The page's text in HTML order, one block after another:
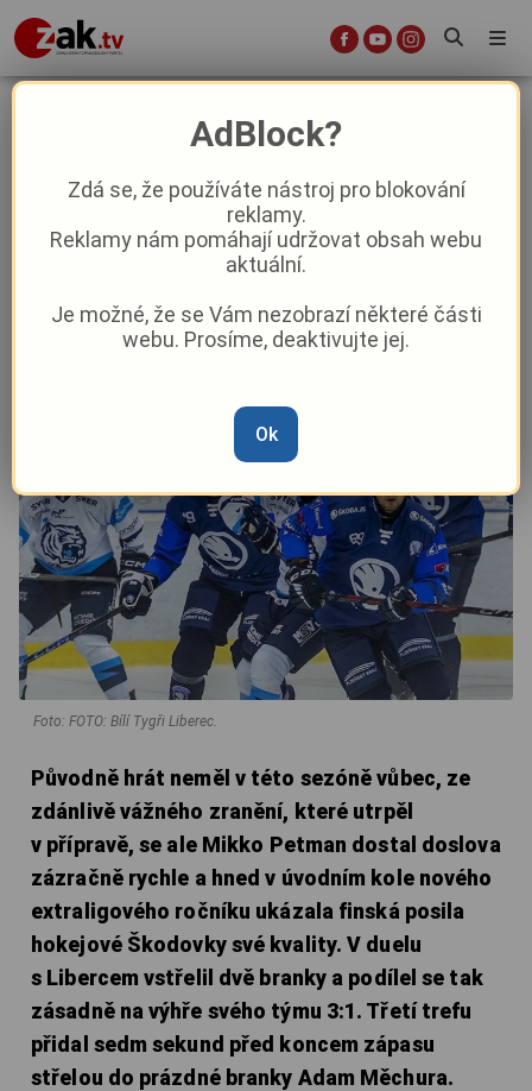
Vítězný začátek sezóny. Indiáni
vyloupili Tygry, zářila nová posila,
která ani neměla hrát
Sport Aktuálně
Marie Osvaldová –10. 9. 2025|18:29
Foto: FOTO: Bílí Tygři Liberec.
Původně hrát neměl v této sezóně vůbec, ze
zdánlivě vážného zranění, které utrpěl
v přípravě, se ale Mikko Petman dostal doslova
zázračně rychle a hned v úvodním kole nového
extraligového ročníku ukázala finská posila
hokejové Škodovky své kvality. V duelu
s Libercem vstřelil dvě branky a podílel se tak
zásadně na výhře svého týmu 3:1. Třetí trefu
přidal sedm sekund před koncem zápasu
střelou do prázdné branky Adam Měchura.
AdBlock?
Zdá se, že používáte nástroj pro blokování
reklamy.
Reklamy nám pomáhají udržovat obsah webu
aktuální.
Je možné, že se Vám nezobrazí některé části
webu. Prosíme, deaktivujte jej.
Ok